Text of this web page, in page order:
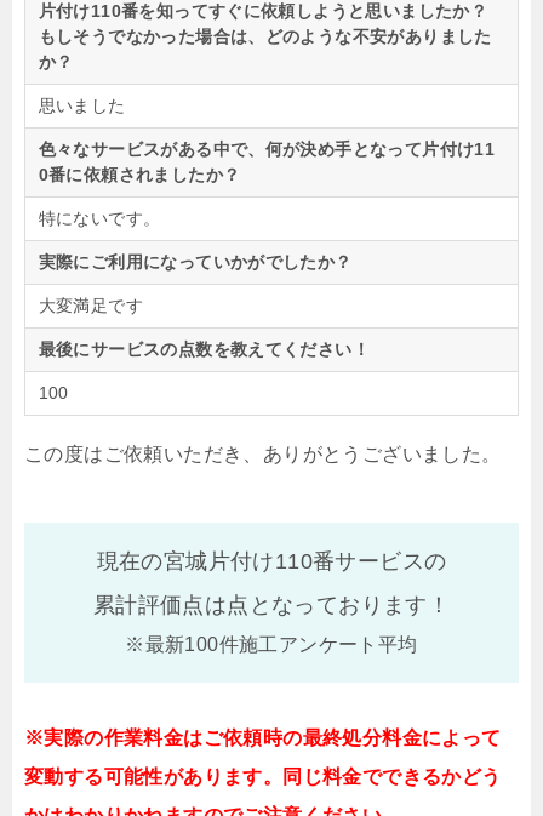
片付け110番を知ってすぐに依頼しようと思いましたか？
もしそうでなかった場合は、どのような不安がありました
か？
思いました
色々なサービスがある中で、何が決め手となって片付け11
0番に依頼されましたか？
特にないです。
実際にご利用になっていかがでしたか？
大変満足です
最後にサービスの点数を教えてください！
100
この度はご依頼いただき、ありがとうございました。
現在の宮城片付け110番サービスの
累計評価点は点となっております！
※最新100件施工アンケート平均
※実際の作業料金はご依頼時の最終処分料金によって
変動する可能性があります。同じ料金でできるかどう